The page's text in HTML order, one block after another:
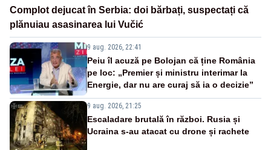
Complot dejucat în Serbia: doi bărbați, suspectați că
plănuiau asasinarea lui Vučić
9 aug. 2026, 22:41
Peiu îl acuză pe Bolojan că ține România
pe loc: „Premier și ministru interimar la
Energie, dar nu are curaj să ia o decizie”
9 aug. 2026, 21:25
Escaladare brutală în război. Rusia și
Ucraina s-au atacat cu drone și rachete